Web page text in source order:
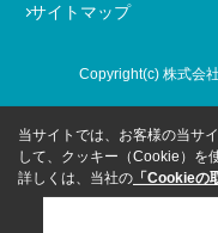
サイトマップ
Copyright(c) 株式会
当サイトでは、お客様の当サ
して、クッキー（Cookie）を
詳しくは、当社の 「Cookieの